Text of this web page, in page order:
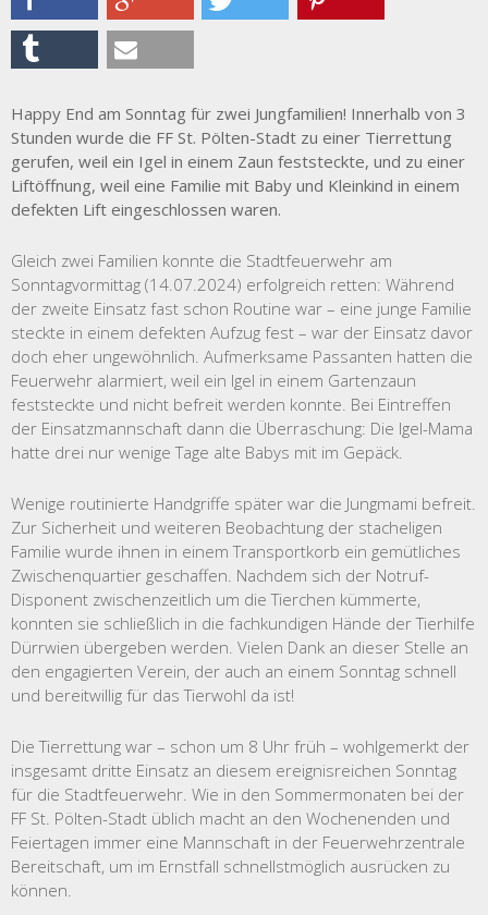
Happy End am Sonntag für zwei Jungfamilien! Innerhalb von 3
Stunden wurde die FF St. Pölten-Stadt zu einer Tierrettung
gerufen, weil ein Igel in einem Zaun feststeckte, und zu einer
Liftöffnung, weil eine Familie mit Baby und Kleinkind in einem
defekten Lift eingeschlossen waren.
Gleich zwei Familien konnte die Stadtfeuerwehr am
Sonntagvormittag (14.07.2024) erfolgreich retten: Während
der zweite Einsatz fast schon Routine war – eine junge Familie
steckte in einem defekten Aufzug fest – war der Einsatz davor
doch eher ungewöhnlich. Aufmerksame Passanten hatten die
Feuerwehr alarmiert, weil ein Igel in einem Gartenzaun
feststeckte und nicht befreit werden konnte. Bei Eintreffen
der Einsatzmannschaft dann die Überraschung: Die Igel-Mama
hatte drei nur wenige Tage alte Babys mit im Gepäck.
Wenige routinierte Handgriffe später war die Jungmami befreit.
Zur Sicherheit und weiteren Beobachtung der stacheligen
Familie wurde ihnen in einem Transportkorb ein gemütliches
Zwischenquartier geschaffen. Nachdem sich der Notruf-
Disponent zwischenzeitlich um die Tierchen kümmerte,
konnten sie schließlich in die fachkundigen Hände der Tierhilfe
Dürrwien übergeben werden. Vielen Dank an dieser Stelle an
den engagierten Verein, der auch an einem Sonntag schnell
und bereitwillig für das Tierwohl da ist!
Die Tierrettung war – schon um 8 Uhr früh – wohlgemerkt der
insgesamt dritte Einsatz an diesem ereignisreichen Sonntag
für die Stadtfeuerwehr. Wie in den Sommermonaten bei der
FF St. Pölten-Stadt üblich macht an den Wochenenden und
Feiertagen immer eine Mannschaft in der Feuerwehrzentrale
Bereitschaft, um im Ernstfall schnellstmöglich ausrücken zu
können.